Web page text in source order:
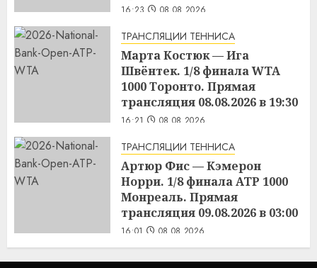
16:23 08.08.2026
ТРАНСЛЯЦИИ ТЕННИСА
Марта Костюк — Ига
Швёнтек. 1/8 финала WTA
1000 Торонто. Прямая
трансляция 08.08.2026 в 19:30
16:21 08.08.2026
ТРАНСЛЯЦИИ ТЕННИСА
Артюр Фис — Кэмерон
Норри. 1/8 финала ATP 1000
Монреаль. Прямая
трансляция 09.08.2026 в 03:00
16:01 08.08.2026